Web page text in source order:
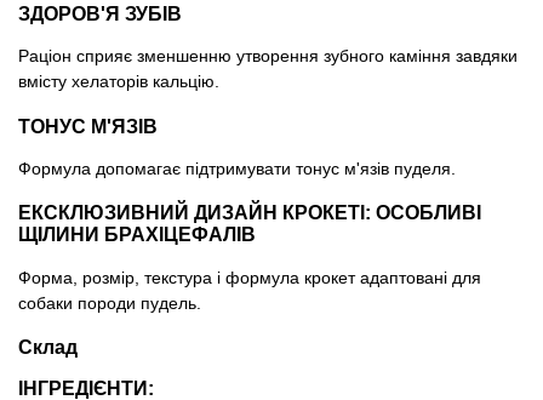
ЗДОРОВ'Я ЗУБІВ
Раціон сприяє зменшенню утворення зубного каміння завдяки
вмісту хелаторів кальцію.
ТОНУС М'ЯЗІВ
Формула допомагає підтримувати тонус м'язів пуделя.
ЕКСКЛЮЗИВНИЙ ДИЗАЙН КРОКЕТІ: ОСОБЛИВІ
ЩІЛИНИ БРАХІЦЕФАЛІВ
Форма, розмір, текстура і формула крокет адаптовані для
собаки породи пудель.
Склад
ІНГРЕДІЄНТИ: